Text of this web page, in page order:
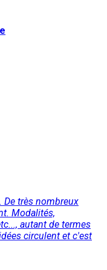
De très nombreux
Modalités,
autant de termes
circulent et c'est